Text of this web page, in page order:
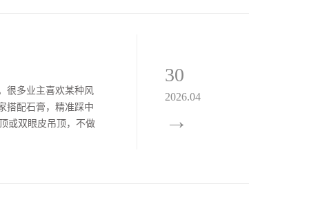
很多业主喜欢某种风
搭配石膏，精准踩中
或双眼皮吊顶，不做
30
2026.04
→